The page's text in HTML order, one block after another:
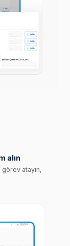
alın
atayın,